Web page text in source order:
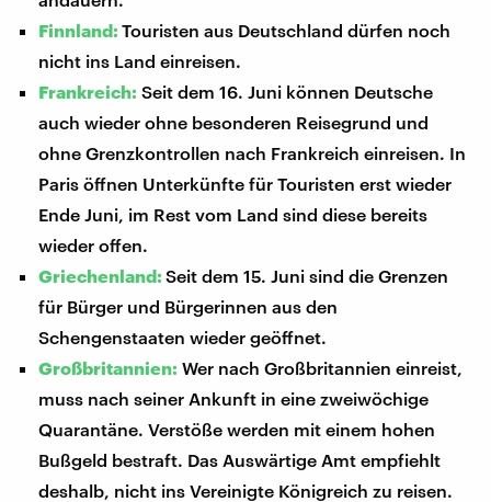
Finnland:Touristen aus Deutschland dürfen noch
nicht ins Land einreisen.
Frankreich: Seit dem 16. Juni können Deutsche
auch wieder ohne besonderen Reisegrund und
ohne Grenzkontrollen nach Frankreich einreisen. In
Paris öffnen Unterkünfte für Touristen erst wieder
Ende Juni, im Rest vom Land sind diese bereits
wieder offen.
Griechenland:Seit dem 15. Juni sind die Grenzen
für Bürger und Bürgerinnen aus den
Schengenstaaten wieder geöffnet.
Großbritannien: Wer nach Großbritannien einreist,
muss nach seiner Ankunft in eine zweiwöchige
Quarantäne. Verstöße werden mit einem hohen
Bußgeld bestraft. Das Auswärtige Amt empfiehlt
deshalb, nicht ins Vereinigte Königreich zu reisen.